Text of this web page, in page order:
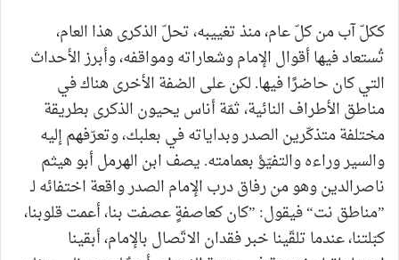
ككلّ آب من كلّ عام، منذ تغييبه، تحلّ الذكرى هذا العام،
تُستعاد فيها أقوال الإمام وشعاراته ومواقفه، وأبرز الأحداث
التي كان حاضرًا فيها. لكن على الضفة الأخرى هناك في
مناطق الأطراف النائية، ثمّة أناس يحيون الذكرى بطريقة
مختلفة متذكّرين الصدر وبداياته في بعلبك، وتعرّفهم إليه
والسير وراءه والتفيّؤ بعمامته. يصف ابن الهرمل أبو هيثم
ناصرالدين وهو من رفاق درب الإمام الصدر واقعة اختفائه لـ
”مناطق نت“ فيقول: ”كان كعاصفةٍ عصفت بنا، أعمت قلوبنا،
كبّلتنا، عندما تلقّينا خبر فقدان الاتّصال بالإمام، أبقينا